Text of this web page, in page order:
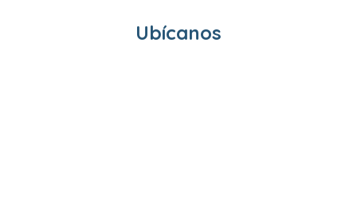
Ubícanos